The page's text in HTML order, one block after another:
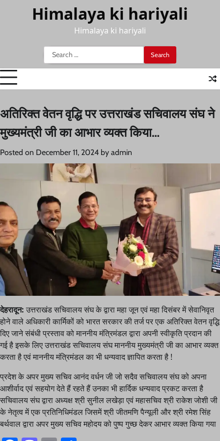
Himalaya ki hariyali
Himalaya ki hariyali
Search
for:
अतिरिक्त वेतन वृद्धि पर उत्तराखंड सचिवालय संघ ने
मुख्यमंत्री जी का आभार व्यक्त किया…
Posted on December 11, 2024 by admin
देहरादून: उत्तराखंड सचिवालय संघ के द्वारा महा जून एवं महा दिसंबर में सेवानिवृत
होने वाले अधिकारी कार्मिकों को भारत सरकार की तर्ज पर एक अतिरिक्त वेतन वृद्धि
दिए जाने संबंधी प्रस्ताव को माननीय मंत्रिमंडल द्वारा अपनी स्वीकृति प्रदान की
गई है इसके लिए उत्तराखंड सचिवालय संघ माननीय मुख्यमंत्री जी का आभार व्यक्त
करता है एवं माननीय मंत्रिमंडल का भी धन्यवाद ज्ञापित करता है !
प्रदेश के अपर मुख्य सचिव आनंद वर्धन जी जो सदैव सचिवालय संघ को अपना
आशीर्वाद एवं सहयोग देते हैं रहते हैं उनका भी हार्दिक धन्यवाद प्रकट करता है
सचिवालय संघ द्वारा अध्यक्ष श्री सुनील लखेड़ा एवं महासचिव श्री राकेश जोशी जी
के नेतृत्व में एक प्रतिनिधिमंडल जिसमें श्री जीतमणि पैन्यूली और श्री रमेश सिंह
बर्थवाल द्वारा अपर मुख्य सचिव महोदय को पुष्प गुच्छ देकर आभार व्यक्त किया गया